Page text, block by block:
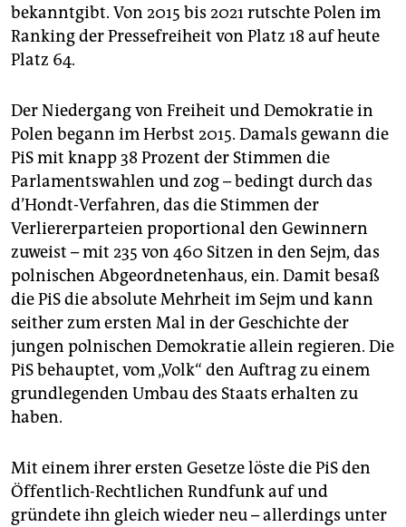
bekanntgibt. Von 2015 bis 2021 rutschte Polen im
Ranking der Pressefreiheit von Platz 18 auf heute
Platz 64.
Der Niedergang von Freiheit und Demokratie in
Polen begann im Herbst 2015. Damals gewann die
PiS mit knapp 38 Prozent der Stimmen die
Parlamentswahlen und zog – bedingt durch das
d’Hondt-Verfahren, das die Stimmen der
Verliererparteien proportional den Gewinnern
zuweist – mit 235 von 460 Sitzen in den Sejm, das
polnischen Abgeordnetenhaus, ein. Damit besaß
die PiS die absolute Mehrheit im Sejm und kann
seither zum ersten Mal in der Geschichte der
jungen polnischen Demokratie allein regieren. Die
PiS behauptet, vom „Volk“ den Auftrag zu einem
grundlegenden Umbau des Staats erhalten zu
haben.
Mit einem ihrer ersten Gesetze löste die PiS den
Öffentlich-Rechtlichen Rundfunk auf und
gründete ihn gleich wieder neu – allerdings unter